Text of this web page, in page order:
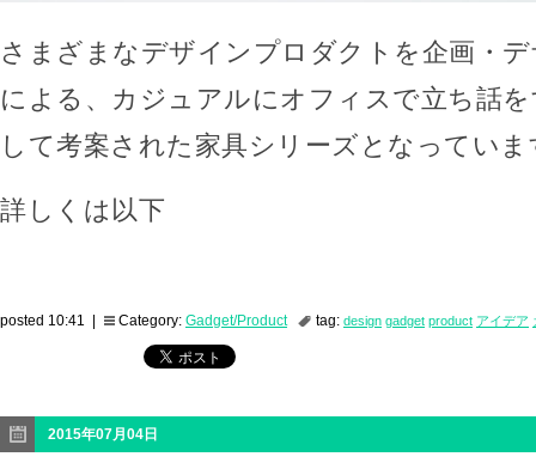
さまざまなデザインプロダクトを企画・
による、カジュアルにオフィスで立ち話
して考案された家具シリーズとなっていま
詳しくは以下
posted 10:41 | Category: Gadget/Product tag: design gadget product アイデア
2015年07月04日